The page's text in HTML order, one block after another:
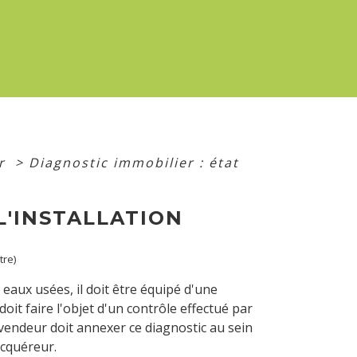
> Diagnostic immobilier : état
usées, il doit être équipé d'une
faire l'objet d'un contrôle effectué par
doit annexer ce diagnostic au sein